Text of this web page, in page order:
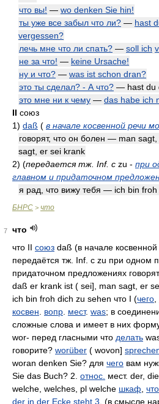
что вы! — wo denken Sie hin!
ты уже все забыл что ли? — hast
vergessen?
лечь мне что ли спать? — soll ich
не за что! — keine Ursache!
ну и что? — was ist schon dran?
это ты сделал? - А что? — hast du
это мне ни к чему — das habe ich
II союз
1) daß ( в начале косвенной речи
говорят, что он болен — man
sagt, er sei krank
2) (передаетсятж. Inf. с zu - при
главном и придаточном
я рад, что вижу тебя — ich bin
БНРС > что
7
что
что II союз daß (в начале
передаётся тж. Inf. с zu при одном
придаточном предложениях
daß er krank ist ( sei], man sagt, er
ich bin froh dich zu sehen что I (чего
косвен
вопр мест. was; в
сложные слова и имеет в них
wor- перед гласными что делать
говорите? worüber ( wovon]
woran denken Sie? для чего вам
Sie das Buch? 2. относ. мест. der,
welche, welches, pl welche шкаф
der in der Ecke steht 3 . (в смысле